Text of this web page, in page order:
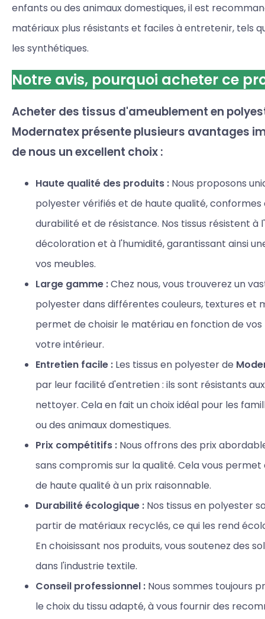
enfants ou des animaux domestiques, il est
matériaux plus résistants et faciles à entretenir, tels
les synthétiques.
Notre avis, pourquoi acheter ce
Acheter des tissus d'ameublement en
Modernatex présente plusieurs avantages
de nous un excellent choix :
Haute qualité des produits : Nous proposons
polyester vérifiés et de haute qualité,
durabilité et de résistance. Nos tissus résistent à
décoloration et à l'humidité, garantissant ainsi
vos meubles.
Large gamme :Chez nous, vous trouverez un
polyester dans différentes couleurs, textures et
permet de choisir le matériau en fonction de vos
votre intérieur.
Entretien facile : Les tissus en polyester de
par leur facilité d'entretien : ils sont résistants
nettoyer. Cela en fait un choix idéal pour les
ou des animaux domestiques.
Prix compétitifs : Nous offrons des prix
sans compromis sur la qualité. Cela vous
de haute qualité à un prix raisonnable.
Durabilité écologique : Nos tissus en polyester
partir de matériaux recyclés, ce qui les rend
En choisissant nos produits, vous soutenez des
dans l'industrie textile.
Conseil professionnel : Nous sommes toujours
le choix du tissu adapté, à vous fournir des